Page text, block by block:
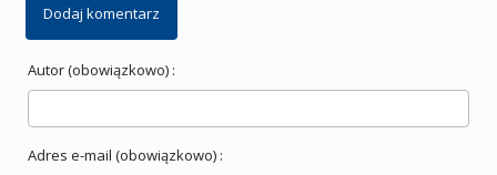
Dodaj komentarz
Autor (obowiązkowo) :
Adres e-mail (obowiązkowo) :